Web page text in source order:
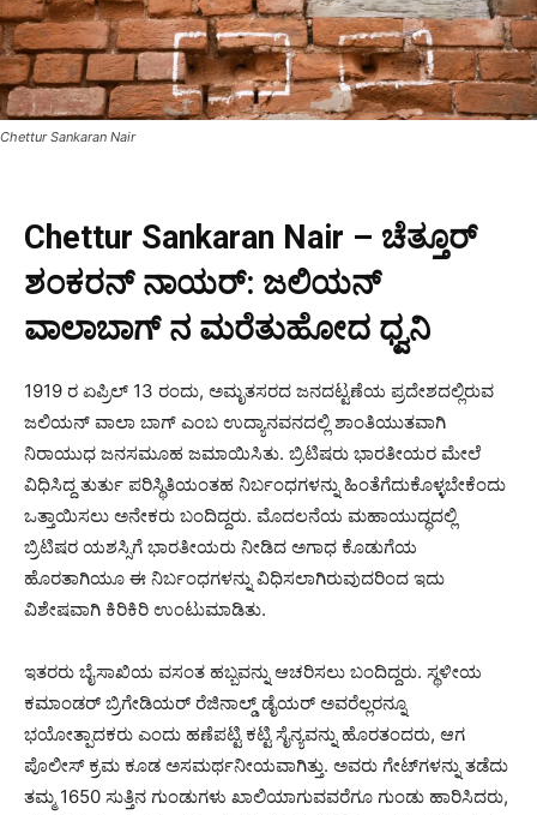
Chettur Sankaran Nair
Chettur Sankaran Nair – ಚೆತ್ತೂರ್
ಶಂಕರನ್ ನಾಯರ್: ಜಲಿಯನ್
ವಾಲಾಬಾಗ್ ನ ಮರೆತುಹೋದ ಧ್ವನಿ
1919 ರ ಏಪ್ರಿಲ್ 13 ರಂದು, ಅಮೃತಸರದ ಜನದಟ್ಟಣೆಯ ಪ್ರದೇಶದಲ್ಲಿರುವ
ಜಲಿಯನ್ ವಾಲಾ ಬಾಗ್ ಎಂಬ ಉದ್ಯಾನವನದಲ್ಲಿ ಶಾಂತಿಯುತವಾಗಿ
ನಿರಾಯುಧ ಜನಸಮೂಹ ಜಮಾಯಿಸಿತು. ಬ್ರಿಟಿಷರು ಭಾರತೀಯರ ಮೇಲೆ
ವಿಧಿಸಿದ್ದ ತುರ್ತು ಪರಿಸ್ಥಿತಿಯಂತಹ ನಿರ್ಬಂಧಗಳನ್ನು ಹಿಂತೆಗೆದುಕೊಳ್ಳಬೇಕೆಂದು
ಒತ್ತಾಯಿಸಲು ಅನೇಕರು ಬಂದಿದ್ದರು. ಮೊದಲನೆಯ ಮಹಾಯುದ್ಧದಲ್ಲಿ
ಬ್ರಿಟಿಷರ ಯಶಸ್ಸಿಗೆ ಭಾರತೀಯರು ನೀಡಿದ ಅಗಾಧ ಕೊಡುಗೆಯ
ಹೊರತಾಗಿಯೂ ಈ ನಿರ್ಬಂಧಗಳನ್ನು ವಿಧಿಸಲಾಗಿರುವುದರಿಂದ ಇದು
ವಿಶೇಷವಾಗಿ ಕಿರಿಕಿರಿ ಉಂಟುಮಾಡಿತು.
ಇತರರು ಬೈಸಾಖಿಯ ವಸಂತ ಹಬ್ಬವನ್ನು ಆಚರಿಸಲು ಬಂದಿದ್ದರು. ಸ್ಥಳೀಯ
ಕಮಾಂಡರ್ ಬ್ರಿಗೇಡಿಯರ್ ರೆಜಿನಾಲ್ಡ್ ಡೈಯರ್ ಅವರೆಲ್ಲರನ್ನೂ
ಭಯೋತ್ಪಾದಕರು ಎಂದು ಹಣೆಪಟ್ಟಿ ಕಟ್ಟಿ ಸೈನ್ಯವನ್ನು ಹೊರತಂದರು, ಆಗ
ಪೊಲೀಸ್ ಕ್ರಮ ಕೂಡ ಅಸಮರ್ಥನೀಯವಾಗಿತ್ತು. ಅವರು ಗೇಟ್‌ಗಳನ್ನು ತಡೆದು
ತಮ್ಮ 1650 ಸುತ್ತಿನ ಗುಂಡುಗಳು ಖಾಲಿಯಾಗುವವರೆಗೂ ಗುಂಡು ಹಾರಿಸಿದರು,